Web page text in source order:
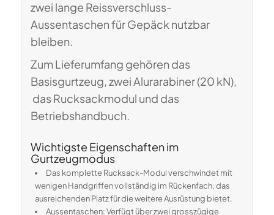
zwei lange Reissverschluss-
Aussentaschen für Gepäck nutzbar
bleiben.
Zum Lieferumfang gehören das
Basisgurtzeug, zwei Alurarabiner (20 kN),
das Rucksackmodul und das
Betriebshandbuch.
Wichtigste Eigenschaften im
Gurtzeugmodus
Das komplette Rucksack-Modul verschwindet mit
wenigen Handgriffen vollständig im Rückenfach, das
ausreichenden Platz für die weitere Ausrüstung bietet.
Aussentaschen: Verfügt über zwei grosszügige